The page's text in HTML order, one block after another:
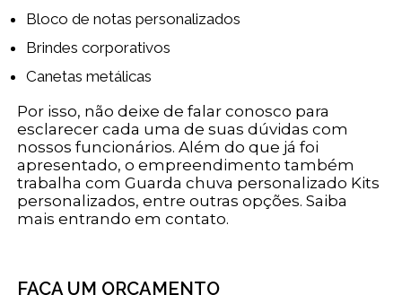
Bloco de notas personalizados
Brindes corporativos
Canetas metálicas
Por isso, não deixe de falar conosco para
esclarecer cada uma de suas dúvidas com
nossos funcionários. Além do que já foi
apresentado, o empreendimento também
trabalha com Guarda chuva personalizado Kits
personalizados, entre outras opções. Saiba
mais entrando em contato.
FAÇA UM ORÇAMENTO